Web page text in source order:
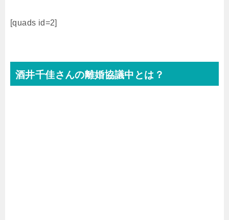
[quads id=2]
酒井千佳さんの離婚協議中とは？